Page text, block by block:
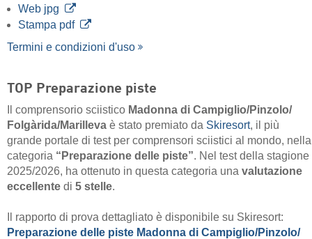
Web jpg
Stampa pdf
Termini e condizioni d'uso
TOP Preparazione piste
Il comprensorio sciistico Madonna di Campiglio/​Pinzolo/​
Folgàrida/​Marilleva è stato premiato da Skiresort, il più
grande portale di test per comprensori sciistici al mondo, nella
categoria “Preparazione delle piste”. Nel test della stagione
2025/2026, ha ottenuto in questa categoria una valutazione
eccellente di 5 stelle.
Il rapporto di prova dettagliato è disponibile su Skiresort:
Preparazione delle piste Madonna di Campiglio/​Pinzolo/​